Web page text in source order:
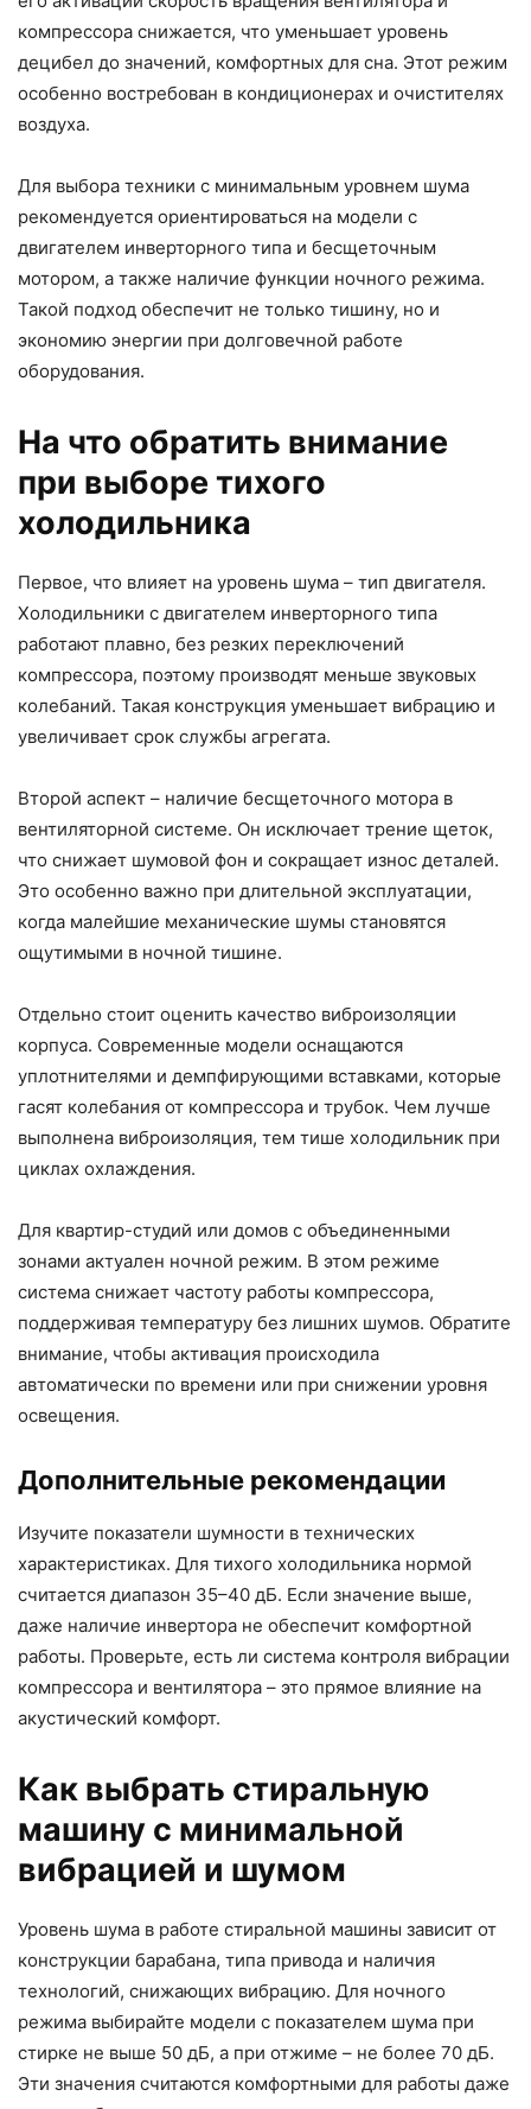
компрессора снижается, что уменьшает уровень
децибел до значений, комфортных для сна. Этот режим
особенно востребован в кондиционерах и очистителях
воздуха.
Для выбора техники с минимальным уровнем шума
рекомендуется ориентироваться на модели с
двигателем инверторного типа и бесщеточным
мотором, а также наличие функции ночного режима.
Такой подход обеспечит не только тишину, но и
экономию энергии при долговечной работе
оборудования.
На что обратить внимание
при выборе тихого
холодильника
Первое, что влияет на уровень шума – тип двигателя.
Холодильники с двигателем инверторного типа
работают плавно, без резких переключений
компрессора, поэтому производят меньше звуковых
колебаний. Такая конструкция уменьшает вибрацию и
увеличивает срок службы агрегата.
Второй аспект – наличие бесщеточного мотора в
вентиляторной системе. Он исключает трение щеток,
что снижает шумовой фон и сокращает износ деталей.
Это особенно важно при длительной эксплуатации,
когда малейшие механические шумы становятся
ощутимыми в ночной тишине.
Отдельно стоит оценить качество виброизоляции
корпуса. Современные модели оснащаются
уплотнителями и демпфирующими вставками, которые
гасят колебания от компрессора и трубок. Чем лучше
выполнена виброизоляция, тем тише холодильник при
циклах охлаждения.
Для квартир-студий или домов с объединенными
зонами актуален ночной режим. В этом режиме
система снижает частоту работы компрессора,
поддерживая температуру без лишних шумов. Обратите
внимание, чтобы активация происходила
автоматически по времени или при снижении уровня
освещения.
Дополнительные рекомендации
Изучите показатели шумности в технических
характеристиках. Для тихого холодильника нормой
считается диапазон 35–40 дБ. Если значение выше,
даже наличие инвертора не обеспечит комфортной
работы. Проверьте, есть ли система контроля вибрации
компрессора и вентилятора – это прямое влияние на
акустический комфорт.
Как выбрать стиральную
машину с минимальной
вибрацией и шумом
Уровень шума в работе стиральной машины зависит от
конструкции барабана, типа привода и наличия
технологий, снижающих вибрацию. Для ночного
режима выбирайте модели с показателем шума при
стирке не выше 50 дБ, а при отжиме – не более 70 дБ.
Эти значения считаются комфортными для работы даже